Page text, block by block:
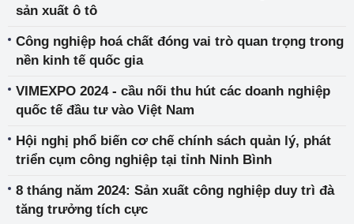
sản xuất ô tô
Công nghiệp hoá chất đóng vai trò quan trọng trong
nền kinh tế quốc gia
VIMEXPO 2024 - cầu nối thu hút các doanh nghiệp
quốc tế đầu tư vào Việt Nam
Hội nghị phổ biến cơ chế chính sách quản lý, phát
triển cụm công nghiệp tại tỉnh Ninh Bình
8 tháng năm 2024: Sản xuất công nghiệp duy trì đà
tăng trưởng tích cực